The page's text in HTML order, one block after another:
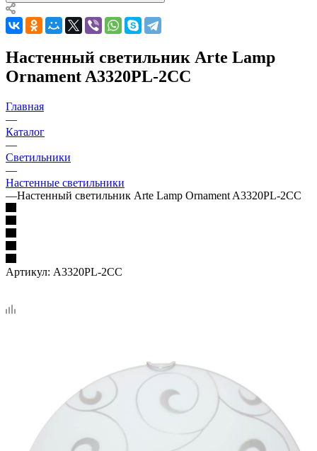
Настенный светильник Arte Lamp
Ornament A3320PL-2CC
Главная
—
Каталог
—
Светильники
—
Настенные светильники
—Настенный светильник Arte Lamp Ornament A3320PL-2CC
Артикул: A3320PL-2CC